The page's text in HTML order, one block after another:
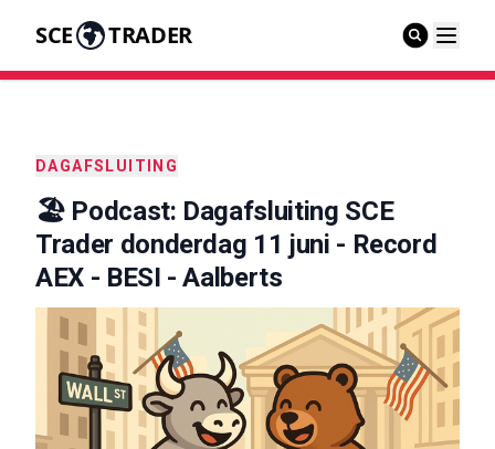
SCE TRADER
DAGAFSLUITING
🏖️ Podcast: Dagafsluiting SCE
Trader donderdag 11 juni - Record
AEX - BESI - Aalberts